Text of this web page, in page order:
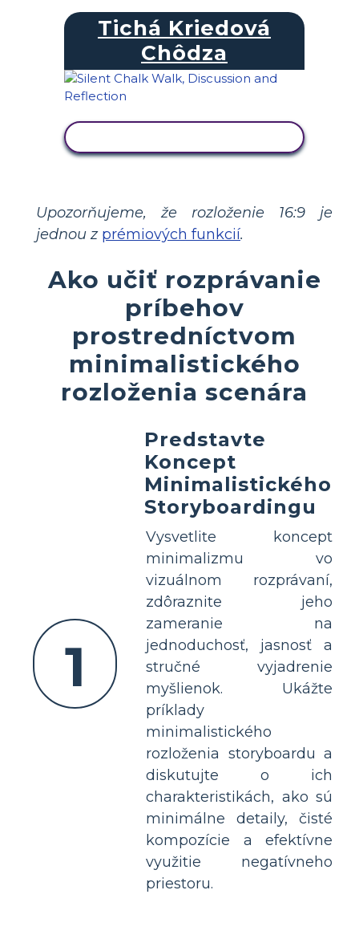
Tichá Kriedová
Chôdza
Upozorňujeme, že rozloženie 16:9 je
jednou z prémiových funkcií.
Ako učiť rozprávanie
príbehov
prostredníctvom
minimalistického
rozloženia scenára
1
Predstavte
Koncept
Minimalistického
Storyboardingu
Vysvetlite koncept
minimalizmu vo
vizuálnom rozprávaní,
zdôraznite jeho
zameranie na
jednoduchosť, jasnosť a
stručné vyjadrenie
myšlienok. Ukážte
príklady
minimalistického
rozloženia storyboardu a
diskutujte o ich
charakteristikách, ako sú
minimálne detaily, čisté
kompozície a efektívne
využitie negatívneho
priestoru.